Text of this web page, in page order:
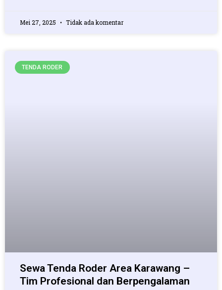
Mei 27, 2025 Tidak ada komentar
TENDA RODER
Sewa Tenda Roder Area Karawang –
Tim Profesional dan Berpengalaman